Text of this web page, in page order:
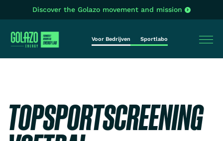
Discover the Golazo movement and mission
Voor Bedrijven Sportlabo
TOPSPORTSCREENING